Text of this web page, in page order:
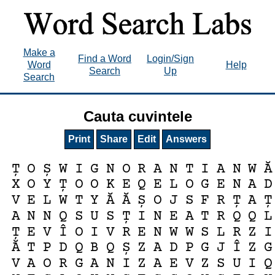
Make a
Word
Search
Find a Word
Search
Login/Sign
Up
Help
Cauta cuvintele
Print Share Edit Answers
Ț O Ș W I G N O R A N T I A N W Ă
X O Y Ț O O K E Q E L O G E N A D
V E L W T Y Ă Ă Ș O J S F R Ț A Ț
A N N Q S U S Ț I N E A T R Q Q L
Ț E V Î O I V R E N W W S L R Z I
Ă T P D Q B Q Ș Z A D P G J Î Z G
V A O R G A N I Z A E V Z S U I Q